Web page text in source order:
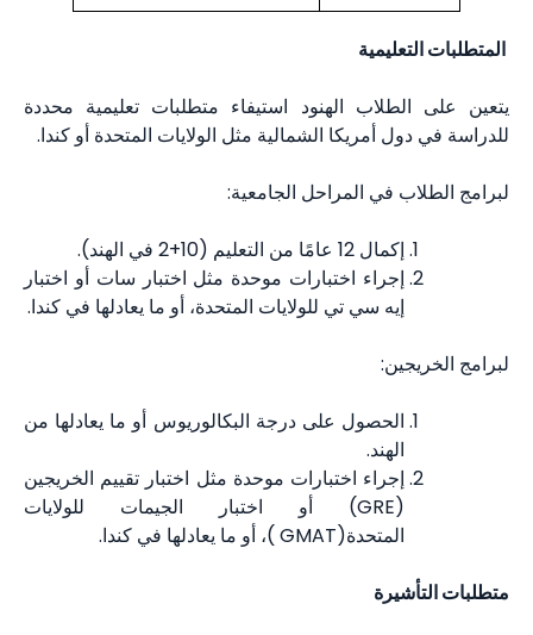
المتطلبات التعليمية
يتعين على الطلاب الهنود استيفاء متطلبات تعليمية محددة
للدراسة في دول أمريكا الشمالية مثل الولايات المتحدة أو كندا.
لبرامج الطلاب في المراحل الجامعية:
إكمال 12 عامًا من التعليم (10+2 في الهند).
إجراء اختبارات موحدة مثل اختبار سات أو اختبار
إيه سي تي للولايات المتحدة، أو ما يعادلها في كندا.
لبرامج الخريجين:
الحصول على درجة البكالوريوس أو ما يعادلها من
الهند.
إجراء اختبارات موحدة مثل اختبار تقييم الخريجين
(GRE) أو اختبار الجيمات للولايات
المتحدة(GMAT )، أو ما يعادلها في كندا.
متطلبات التأشيرة